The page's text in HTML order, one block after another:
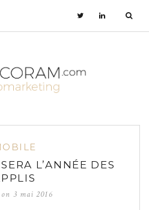
L’ANNÉE DES
3 mai 2016